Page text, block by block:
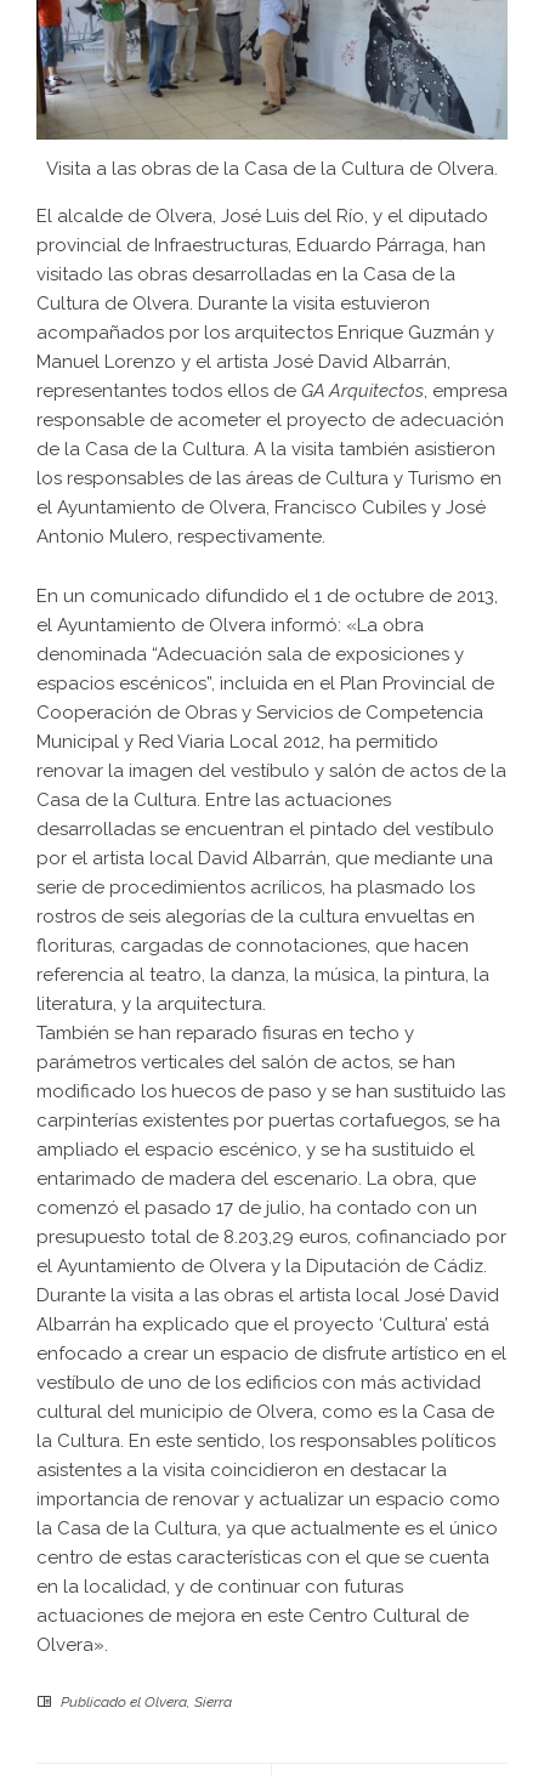
Visita a las obras de la Casa de la Cultura de Olvera.
El alcalde de Olvera, José Luis del Río, y el diputado
provincial de Infraestructuras, Eduardo Párraga, han
visitado las obras desarrolladas en la Casa de la
Cultura de Olvera. Durante la visita estuvieron
acompañados por los arquitectos Enrique Guzmán y
Manuel Lorenzo y el artista José David Albarrán,
representantes todos ellos de GA Arquitectos, empresa
responsable de acometer el proyecto de adecuación
de la Casa de la Cultura. A la visita también asistieron
los responsables de las áreas de Cultura y Turismo en
el Ayuntamiento de Olvera, Francisco Cubiles y José
Antonio Mulero, respectivamente.
En un comunicado difundido el 1 de octubre de 2013,
el Ayuntamiento de Olvera informó: «La obra
denominada “Adecuación sala de exposiciones y
espacios escénicos”, incluida en el Plan Provincial de
Cooperación de Obras y Servicios de Competencia
Municipal y Red Viaria Local 2012, ha permitido
renovar la imagen del vestíbulo y salón de actos de la
Casa de la Cultura. Entre las actuaciones
desarrolladas se encuentran el pintado del vestíbulo
por el artista local David Albarrán, que mediante una
serie de procedimientos acrílicos, ha plasmado los
rostros de seis alegorías de la cultura envueltas en
florituras, cargadas de connotaciones, que hacen
referencia al teatro, la danza, la música, la pintura, la
literatura, y la arquitectura.
También se han reparado fisuras en techo y
parámetros verticales del salón de actos, se han
modificado los huecos de paso y se han sustituido las
carpinterías existentes por puertas cortafuegos, se ha
ampliado el espacio escénico, y se ha sustituido el
entarimado de madera del escenario. La obra, que
comenzó el pasado 17 de julio, ha contado con un
presupuesto total de 8.203,29 euros, cofinanciado por
el Ayuntamiento de Olvera y la Diputación de Cádiz.
Durante la visita a las obras el artista local José David
Albarrán ha explicado que el proyecto ‘Cultura’ está
enfocado a crear un espacio de disfrute artístico en el
vestíbulo de uno de los edificios con más actividad
cultural del municipio de Olvera, como es la Casa de
la Cultura. En este sentido, los responsables políticos
asistentes a la visita coincidieron en destacar la
importancia de renovar y actualizar un espacio como
la Casa de la Cultura, ya que actualmente es el único
centro de estas características con el que se cuenta
en la localidad, y de continuar con futuras
actuaciones de mejora en este Centro Cultural de
Olvera».
Publicado el Olvera, Sierra